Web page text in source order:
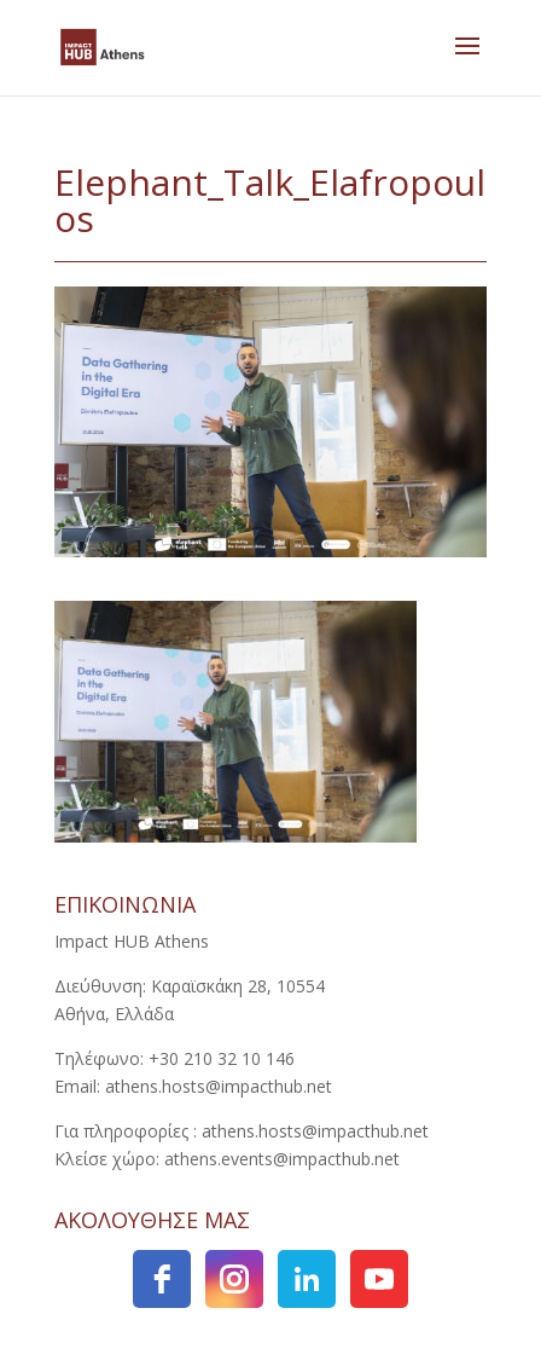
Elephant_Talk_Elafropoul
os
ΕΠΙΚΟΙΝΩΝΙΑ
Impact HUB Athens
Διεύθυνση: Καραϊσκάκη 28, 10554
Αθήνα, Ελλάδα
Τηλέφωνο: +30 210 32 10 146
Email: athens.hosts@impacthub.net
Για πληροφορίες : athens.hosts@impacthub.net
Κλείσε χώρο: athens.events@impacthub.net
ΑΚΟΛΟΥΘΗΣΕ ΜΑΣ